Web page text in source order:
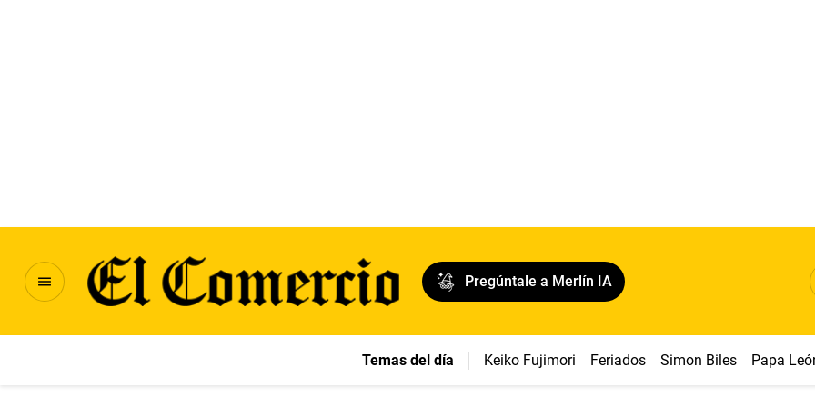
Pregúntale a Merlín IA
Temas del día Keiko Fujimori Feriados Simon Biles Papa